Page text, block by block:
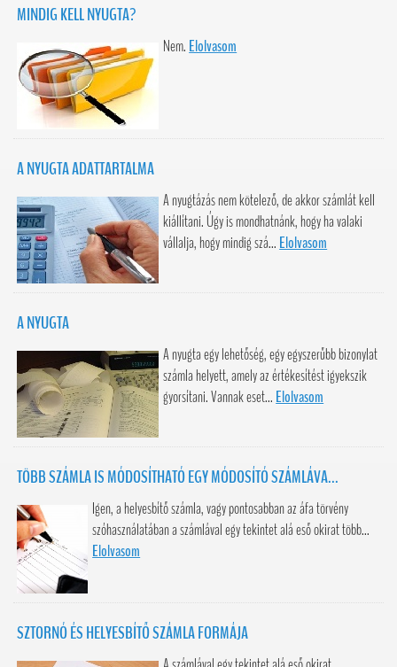
MINDIG KELL NYUGTA?
Nem. Elolvasom
A NYUGTA ADATTARTALMA
A nyugtázás nem kötelező, de akkor számlát kell
kiállítani. Úgy is mondhatnánk, hogy ha valaki
vállalja, hogy mindig szá... Elolvasom
A NYUGTA
A nyugta egy lehetőség, egy egyszerűbb bizonylat
számla helyett, amely az értékesítést igyekszik
gyorsítani. Vannak eset... Elolvasom
TÖBB SZÁMLA IS MÓDOSÍTHATÓ EGY MÓDOSÍTÓ SZÁMLÁVA...
Igen, a helyesbítő számla, vagy pontosabban az áfa törvény
szóhasználatában a számlával egy tekintet alá eső okirat több...
Elolvasom
SZTORNÓ ÉS HELYESBÍTŐ SZÁMLA FORMÁJA